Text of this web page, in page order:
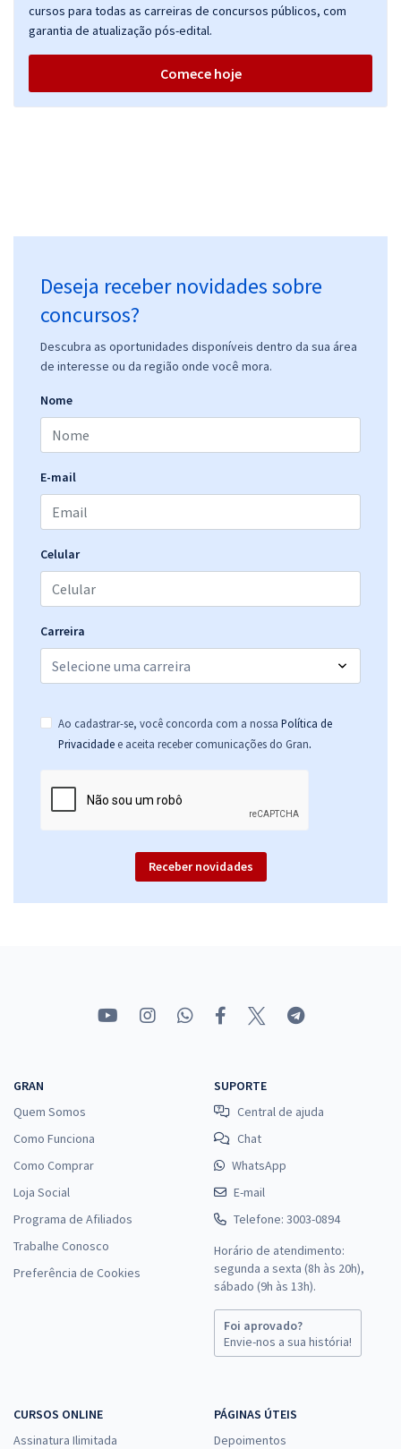
cursos para todas as carreiras de concursos públicos, com
garantia de atualização pós-edital.
Comece hoje
Deseja receber novidades sobre
concursos?
Descubra as oportunidades disponíveis dentro da sua área
de interesse ou da região onde você mora.
Nome
E-mail
Celular
Carreira
Ao cadastrar-se, você concorda com a nossa Política de
Privacidade e aceita receber comunicações do Gran.
Receber novidades
GRAN
Quem Somos
Como Funciona
Como Comprar
Loja Social
Programa de Afiliados
Trabalhe Conosco
Preferência de Cookies
SUPORTE
Central de ajuda
Chat
WhatsApp
E-mail
Telefone: 3003-0894
Horário de atendimento:
segunda a sexta (8h às 20h),
sábado (9h às 13h).
Foi aprovado?
Envie-nos a sua história!
CURSOS ONLINE
Assinatura Ilimitada
PÁGINAS ÚTEIS
Depoimentos